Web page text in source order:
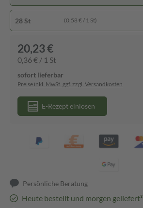
28 St (0,58 € / 1 St)
20,23 €
0,36 € / 1 St
sofort lieferbar
Preise inkl. MwSt. ggf. zzgl. Versandkosten
E-Rezept einlösen
Persönliche Beratung
Heute bestellt und morgen geliefert³